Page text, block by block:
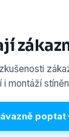
montáží
poptat